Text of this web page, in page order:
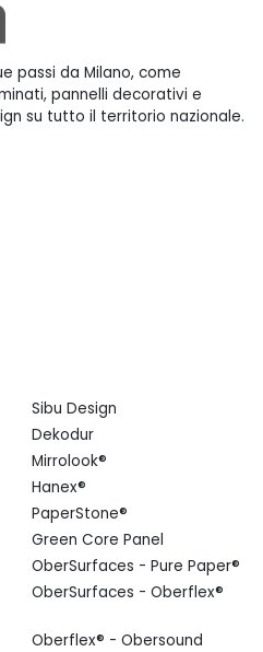
passi da Milano, come
pannelli decorativi e
su tutto il territorio nazionale.
Sibu Design
Dekodur
Mirrolook®
Hanex®
PaperStone®
Green Core Panel
OberSurfaces - Pure Paper®
OberSurfaces - Oberflex®
Oberflex® - Obersound